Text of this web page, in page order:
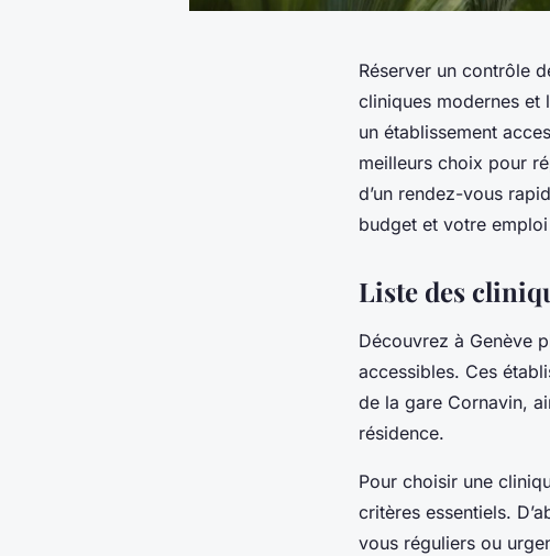
Réserver un contrôle
cliniques modernes et
un établissement
meilleurs choix pour
d’un rendez-vous
budget et votre
Liste des
Découvrez à Genève
accessibles. Ces
de la gare Cornavin,
résidence.
Pour choisir une
critères essentiels.
vous réguliers ou